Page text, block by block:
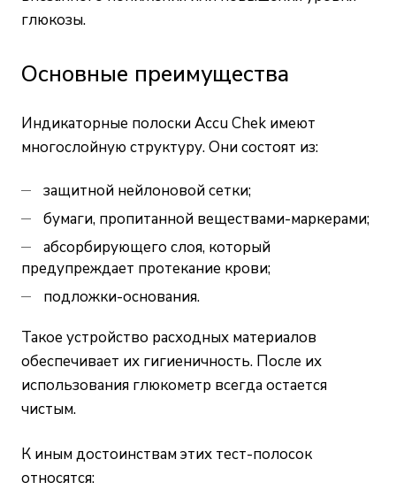
глюкозы.
Основные преимущества
Индикаторные полоски Accu Chek имеют
многослойную структуру. Они состоят из:
защитной нейлоновой сетки;
бумаги, пропитанной веществами-маркерами;
абсорбирующего слоя, который
предупреждает протекание крови;
подложки-основания.
Такое устройство расходных материалов
обеспечивает их гигиеничность. После их
использования глюкометр всегда остается
чистым.
К иным достоинствам этих тест-полосок
относятся: